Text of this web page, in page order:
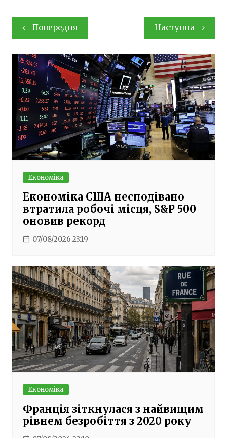
Навігація
записів
Попередня Наступна
Економіка
Економіка США несподівано
втратила робочі місця, S&P 500
оновив рекорд
07/08/2026 23:19
Економіка
Франція зіткнулася з найвищим
рівнем безробіття з 2020 року